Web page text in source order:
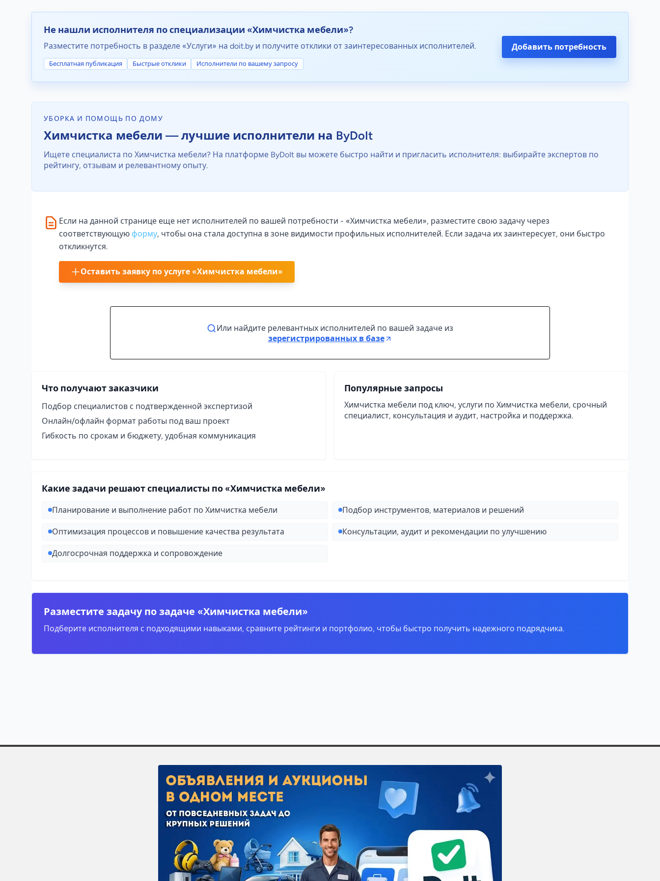
Не нашли исполнителя по специализации «Химчистка мебели»?
Разместите потребность в разделе «Услуги» на doit.by и получите отклики от заинтересованных исполнителей.
Бесплатная публикация Быстрые отклики Исполнители по вашему запросу
Добавить потребность
УБОРКА И ПОМОЩЬ ПО ДОМУ
Химчистка мебели — лучшие исполнители на ByDoIt
Ищете специалиста по Химчистка мебели? На платформе ByDoIt вы можете быстро найти и пригласить исполнителя: выбирайте экспертов по
рейтингу, отзывам и релевантному опыту.
Если на данной странице еще нет исполнителей по вашей потребности - «Химчистка мебели», разместите свою задачу через
соответствующую форму, чтобы она стала доступна в зоне видимости профильных исполнителей. Если задача их заинтересует, они быстро
откликнутся.
Оставить заявку по услуге «Химчистка мебели»
Или найдите релевантных исполнителей по вашей задаче из
зерегистрированных в базе
Что получают заказчики
Подбор специалистов с подтвержденной экспертизой
Онлайн/офлайн формат работы под ваш проект
Гибкость по срокам и бюджету, удобная коммуникация
Популярные запросы
Химчистка мебели под ключ, услуги по Химчистка мебели, срочный
специалист, консультация и аудит, настройка и поддержка.
Какие задачи решают специалисты по «Химчистка мебели»
Планирование и выполнение работ по Химчистка мебели Подбор инструментов, материалов и решений
Оптимизация процессов и повышение качества результата Консультации, аудит и рекомендации по улучшению
Долгосрочная поддержка и сопровождение
Разместите задачу по задаче «Химчистка мебели»
Подберите исполнителя с подходящими навыками, сравните рейтинги и портфолио, чтобы быстро получить надежного подрядчика.